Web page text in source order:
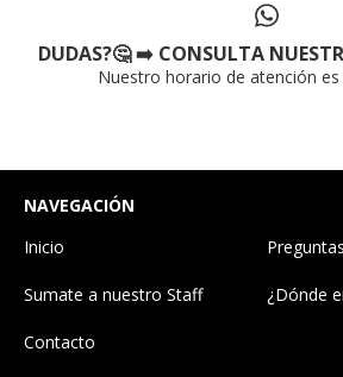
DUDAS?🤔 ➡️ CONSULTA
Nuestro horario de atención es
NAVEGACIÓN
Inicio
Sumate a nuestro Staff ¿Dónde
Contacto